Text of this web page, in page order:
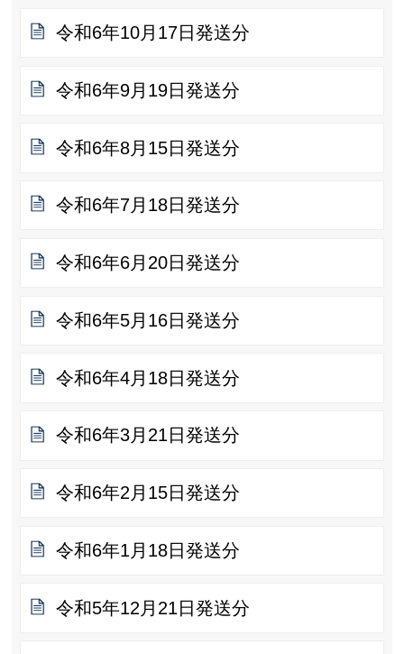
令和6年10月17日発送分
令和6年9月19日発送分
令和6年8月15日発送分
令和6年7月18日発送分
令和6年6月20日発送分
令和6年5月16日発送分
令和6年4月18日発送分
令和6年3月21日発送分
令和6年2月15日発送分
令和6年1月18日発送分
令和5年12月21日発送分